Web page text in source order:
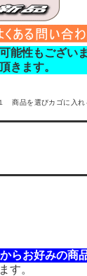
能性もございま
きます。
商品を選びカゴに入れ
らお好みの商
す。